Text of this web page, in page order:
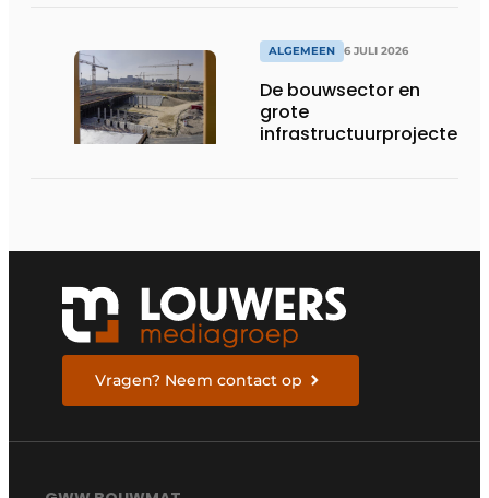
ALGEMEEN 6 JULI 2026
De bouwsector en
grote
infrastructuurprojecten
Vragen? Neem contact op